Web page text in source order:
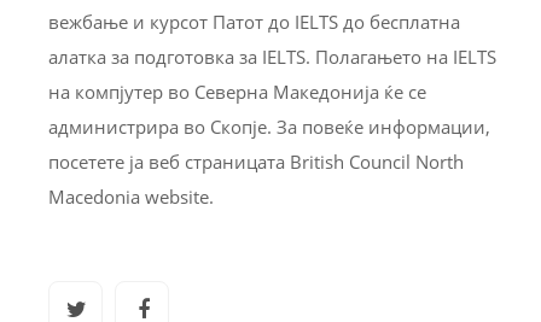
вежбање и курсот Патот до IELTS до бесплатна
алатка за подготовка за IELTS. Полагањето на IELTS
на компјутер во Северна Македонија ќе се
администрира во Скопје. За повеќе информации,
посетете ја веб страницата British Council North
Macedonia website.